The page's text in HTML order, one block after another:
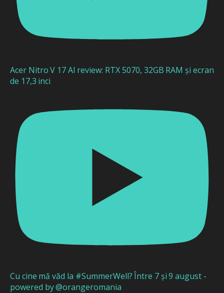
Acer Nitro V 17 AI review: RTX 5070, 32GB RAM și ecran
de 17,3 inci
Cu cine mă văd la #SummerWell? Între 7 și 9 august -
powered by @orangeromania